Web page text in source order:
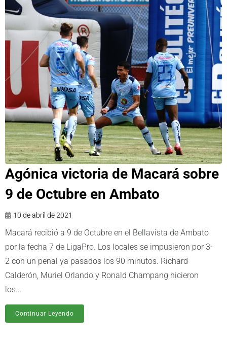
Agónica victoria de Macará sobre
9 de Octubre en Ambato
10 de abril de 2021
Macará recibió a 9 de Octubre en el Bellavista de Ambato
por la fecha 7 de LigaPro. Los locales se impusieron por 3-
2 con un penal ya pasados los 90 minutos. Richard
Calderón, Muriel Orlando y Ronald Champang hicieron
los...
Continuar Leyendo